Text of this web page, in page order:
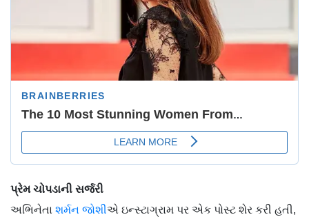
પ્રેમ ચોપડાની સર્જરી
અભિનેતા શર્મન જોશીએ ઇન્સ્ટાગ્રામ પર એક પોસ્ટ શેર કરી હતી,